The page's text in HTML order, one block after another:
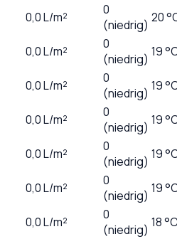
0,0L/m²
0
(niedrig) 20
0,0L/m²
0
(niedrig) 19
0,0L/m²
0
(niedrig) 19
0,0L/m²
0
(niedrig) 19
0,0L/m²
0
(niedrig) 19
0,0L/m²
0
(niedrig) 19
0,0L/m²
0
(niedrig) 18